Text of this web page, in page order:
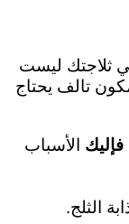
ثلاجتك ليست
تالف يحتاج
الأسباب
الثلج.